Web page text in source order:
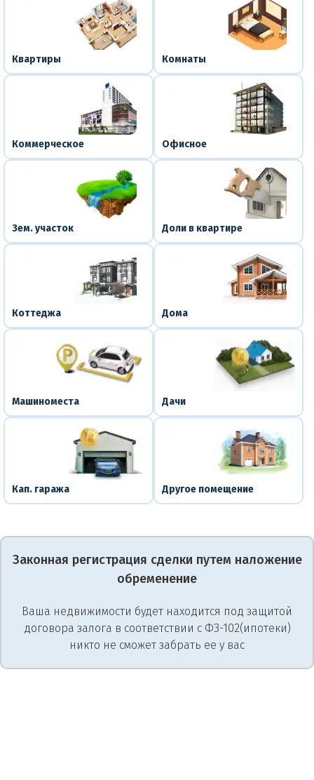
Квартиры Комнаты
Коммерческое Офисное
Зем. участок Доли в квартире
Коттеджа Дома
Машиноместа Дачи
Кап. гаража Другое помещение
Законная регистрация сделки путем наложение
обременение
Ваша недвижимости будет находится под защитой
договора залога в соответствии с ФЗ-102(ипотеки)
никто не сможет забрать ее у вас